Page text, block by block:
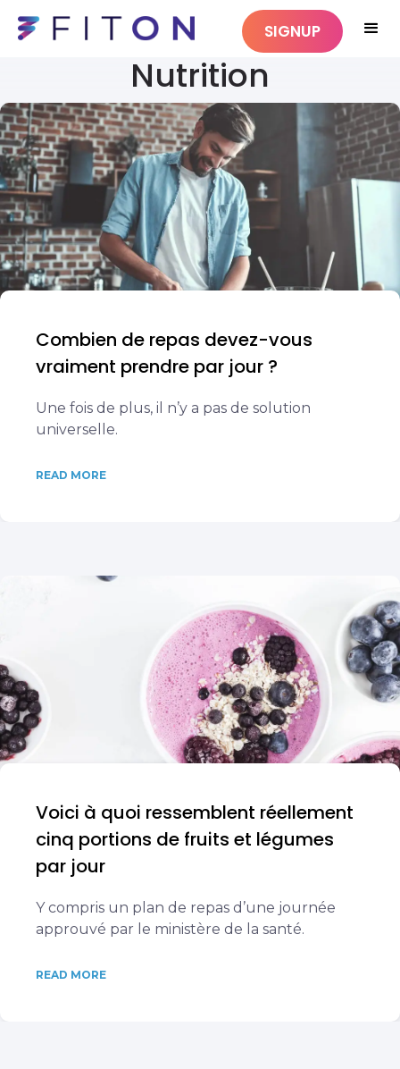
SIGNUP
Nutrition
Combien de repas devez-vous
vraiment prendre par jour ?
Une fois de plus, il n’y a pas de solution
universelle.
READ MORE
Voici à quoi ressemblent réellement
cinq portions de fruits et légumes
par jour
Y compris un plan de repas d’une journée
approuvé par le ministère de la santé.
READ MORE